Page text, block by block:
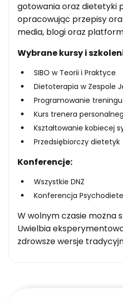
gotowania oraz dietetyki
opracowując przepisy
media, blogi oraz
Wybrane kursy i
SIBO w Teorii i Praktyce
Dietoterapia w Zespole
Programowanie treningu
Kurs trenera
Kształtowanie kobiecej
Przedsiębiorczy dietetyk
Konferencje:
Wszystkie DNŻ
Konferencja
W wolnym czasie można
Uwielbia
zdrowsze wersje